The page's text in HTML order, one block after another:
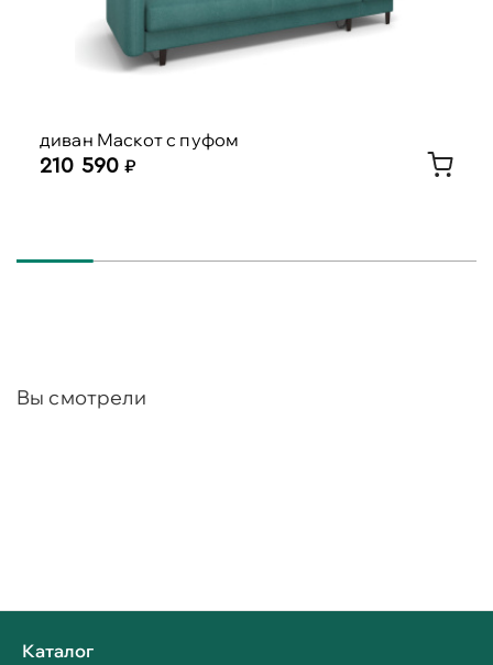
диван Маскот с пуфом
210 590
Вы смотрели
Каталог